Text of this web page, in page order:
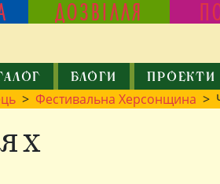
ДОЗВІЛЛЯ
БЛОГИ ПРОЕКТИ
> Фестивальна Херсонщина >